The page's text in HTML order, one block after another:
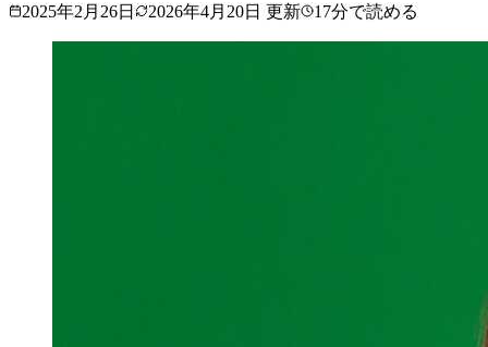
2025年2月26日 2026年4月20日 更新 17分で読める